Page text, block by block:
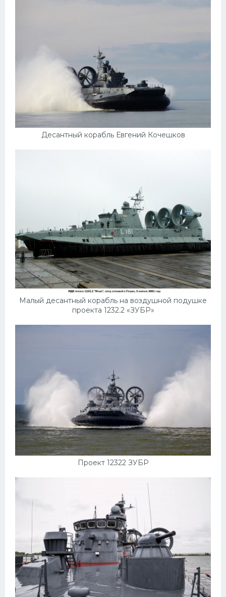
Десантный корабль Евгений Кочешков
Малый десантный корабль на воздушной подушке
проекта 1232.2 «ЗУБР»
Проект 12322 ЗУБР